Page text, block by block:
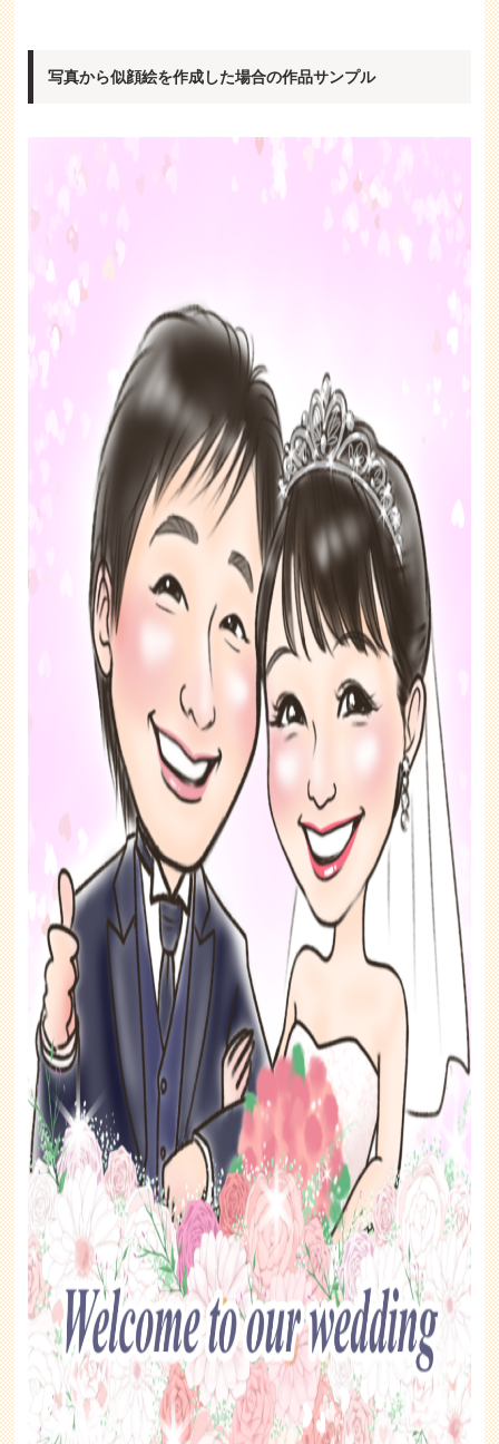
写真から似顔絵を作成した場合の作品サンプル